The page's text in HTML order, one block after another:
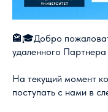
🏤🎓Добро
удаленного
На текущий момент
поступать с нами в